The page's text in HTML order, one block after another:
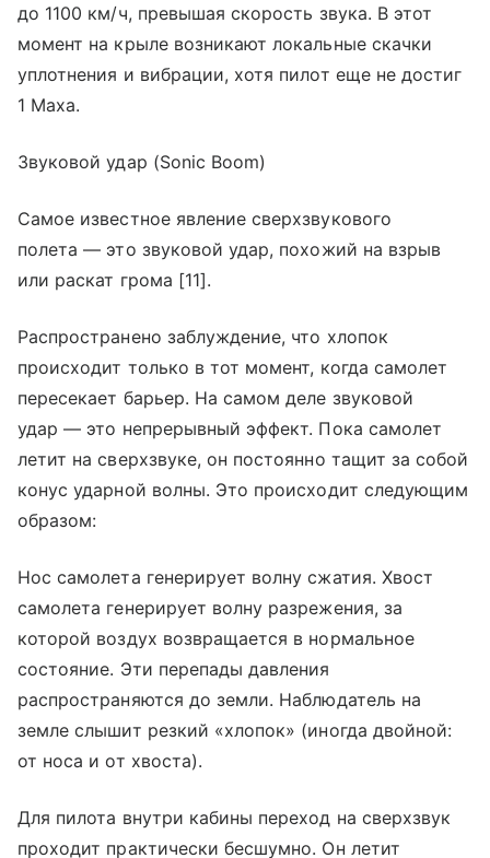
до 1100 км/ч, превышая скорость звука. В этот
момент на крыле возникают локальные скачки
уплотнения и вибрации, хотя пилот еще не достиг
1 Маха.
Звуковой удар (Sonic Boom)
Самое известное явление сверхзвукового
полета — это звуковой удар, похожий на взрыв
или раскат грома [11].
Распространено заблуждение, что хлопок
происходит только в тот момент, когда самолет
пересекает барьер. На самом деле звуковой
удар — это непрерывный эффект. Пока самолет
летит на сверхзвуке, он постоянно тащит за собой
конус ударной волны. Это происходит следующим
образом:
Нос самолета генерирует волну сжатия. Хвост
самолета генерирует волну разрежения, за
которой воздух возвращается в нормальное
состояние. Эти перепады давления
распространяются до земли. Наблюдатель на
земле слышит резкий «хлопок» (иногда двойной:
от носа и от хвоста).
Для пилота внутри кабины переход на сверхзвук
проходит практически бесшумно. Он летит